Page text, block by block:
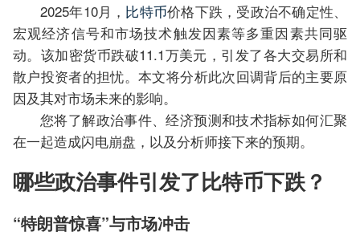
2025年10月， 比特币价格下跌，受政治不确定性、
宏观经济信号和市场技术触发因素等多重因素共同驱
动。该加密货币跌破11.1万美元，引发了各大交易所和
散户投资者的担忧。本文将分析此次回调背后的主要原
因及其对市场未来的影响。
您将了解政治事件、经济预测和技术指标如何汇聚
在一起造成闪电崩盘，以及分析师接下来的预期。
哪些政治事件引发了比特币下跌？
“特朗普惊喜”与市场冲击